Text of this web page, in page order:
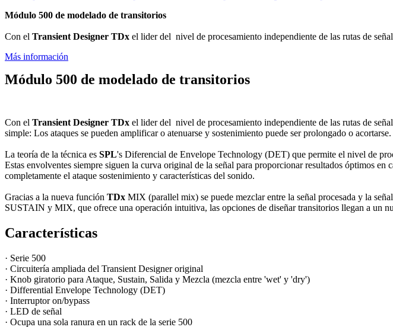
Módulo 500 de modelado de transitorios
Con el Transient Designer TDx el lider del nivel de procesamiento independiente de las rutas de
Más información
Módulo 500 de modelado de transitorios
Con el Transient Designer TDx el lider del nivel de procesamiento independiente de las rutas de
simple: Los ataques se pueden amplificar o atenuarse y sostenimiento puede ser prolongado o
La teoría de la técnica es SPL's Diferencial de Envelope Technology (DET) que permite el nivel de
Estas envolventes siempre siguen la curva original de la señal para proporcionar resultados óptimos
completamente el ataque sostenimiento y características del sonido.
Gracias a la nueva función TDx MIX (parallel mix) se puede mezclar entre la señal procesada y la
SUSTAIN y MIX, que ofrece una operación intuitiva, las opciones de diseñar transitorios llegan a un
Características
· Serie 500
· Circuitería ampliada del Transient Designer original
· Knob giratorio para Ataque, Sustain, Salida y Mezcla (mezcla entre 'wet' y 'dry')
· Differential Envelope Technology (DET)
· Interruptor on/bypass
· LED de señal
· Ocupa una sola ranura en un rack de la serie 500